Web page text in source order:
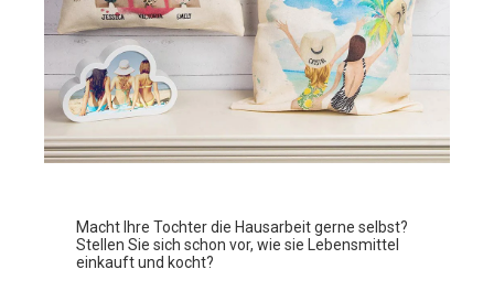
Macht Ihre Tochter die Hausarbeit gerne selbst?
Stellen Sie sich schon vor, wie sie Lebensmittel
einkauft und kocht?